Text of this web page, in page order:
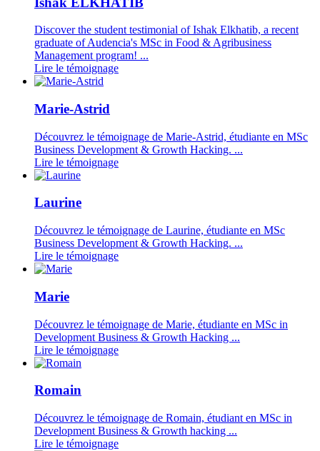
Discover the student testimonial of Ishak Elkhatib, a recent
graduate of Audencia's MSc in Food & Agribusiness
Management program! ...
Lire le témoignage
Marie-Astrid
Découvrez le témoignage de Marie-Astrid, étudiante en MSc
Business Development & Growth Hacking. ...
Lire le témoignage
Laurine
Découvrez le témoignage de Laurine, étudiante en MSc
Business Development & Growth Hacking. ...
Lire le témoignage
Marie
Découvrez le témoignage de Marie, étudiante en MSc in
Development Business & Growth Hacking ...
Lire le témoignage
Romain
Découvrez le témoignage de Romain, étudiant en MSc in
Development Business & Growth hacking ...
Lire le témoignage